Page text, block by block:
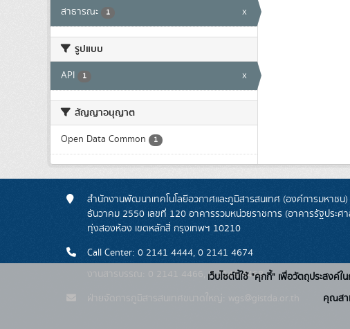
สาธารณะ 1 x
รูปแบบ
API 1 x
สัญญาอนุญาต
Open Data Common 1
สำนักงานพัฒนาเทคโนโลยีอวกาศและภูมิสารสนเทศ (องค์การมหาชน
ธันวาคม 2550 เลขที่ 120 อาคารรวมหน่วยราชการ (อาคารรัฐประ
ทุ่งสองห้อง เขตหลักสี่ กรุงเทพฯ 10210
Call Center: 0 2141 4444, 0 2141 4674
งานสารบรรณ: 0 2141 4466, 0 2141 4468
ฝ่ายจัดการภูมิสารสนเทศขนาดใหญ่: wgs@gistda.or.th
เว็บไซต์นี้ใช้ "คุกกี้" เพื่อวัตถุประสง
คุณสา